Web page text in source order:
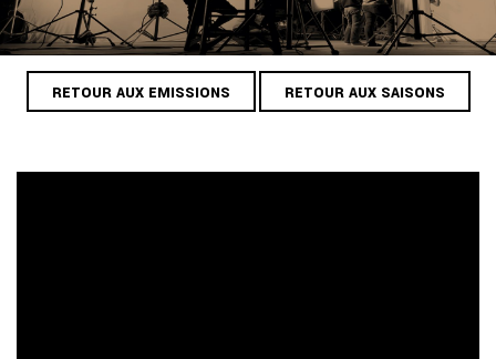
RETOUR AUX EMISSIONS RETOUR AUX SAISONS